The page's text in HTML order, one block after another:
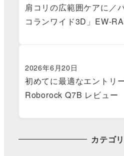
肩コリの広範囲ケアに／
コランワイド3D」EW-
初めてに最適なエントリ
Roborock Q7B レビュー
2026年6月20日
カテゴ